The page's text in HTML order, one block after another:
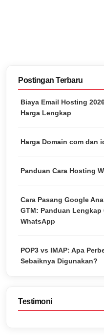
Postingan Terbaru
Biaya Email Hosting
Harga Lengkap
Harga Domain com dan
Panduan Cara Hosting
Cara Pasang Google
GTM: Panduan
WhatsApp
POP3 vs IMAP: Apa
Sebaiknya Digunakan?
Testimoni